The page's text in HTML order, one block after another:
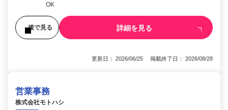
OK
後で見る 詳細を見る
更新日： 2026/06/25 掲載終了日： 2026/08/28
営業事務
株式会社モトハシ